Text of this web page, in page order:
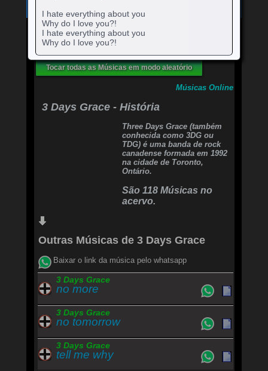
I hate everything about you
Why do I love you?!
I hate everything about you
Why do I love you?!
Every time we lie awake
After every hit we take
I hate everything about you
Only when I stop to think about you, I know...
Only when you stop to think about me...
I hate everything about you
Why do I love you?!
You hate everything about me
Why do you love me?!
You hate...
I hate...
You love me!
I hate everything about you
Why do I love you?!
Mande para o Facebook
Tocar todas as Músicas em modo aleatório
Músicas Online
3 Days Grace - História
Three Days Grace (também
conhecida como 3DG ou
TDG) é uma banda de rock
canadense formada em 1992
na cidade de Toronto,
Ontário.
São 118 Músicas no
acervo.
Outras Músicas de 3 Days Grace
Baixar o link da música pelo whatsapp
3 Days Grace
no more
3 Days Grace
no tomorrow
3 Days Grace
tell me why